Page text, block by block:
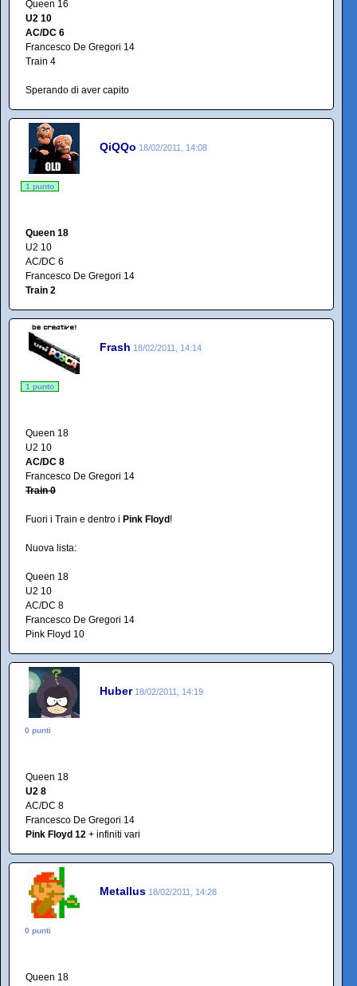
Queen 16
U2 10
AC/DC 6
Francesco De Gregori 14
Train 4
Sperando di aver capito
QiQQo 18/02/2011, 14:08
1 punto
Queen 18
U2 10
AC/DC 6
Francesco De Gregori 14
Train 2
Frash 18/02/2011, 14:14
1 punto
Queen 18
U2 10
AC/DC 8
Francesco De Gregori 14
Train 0
Fuori i Train e dentro i Pink Floyd !
Nuova lista:
Queen 18
U2 10
AC/DC 8
Francesco De Gregori 14
Pink Floyd 10
Huber 18/02/2011, 14:19
0 punti
Queen 18
U2 8
AC/DC 8
Francesco De Gregori 14
Pink Floyd 12 + infiniti vari
Metallus 18/02/2011, 14:28
0 punti
Queen 18